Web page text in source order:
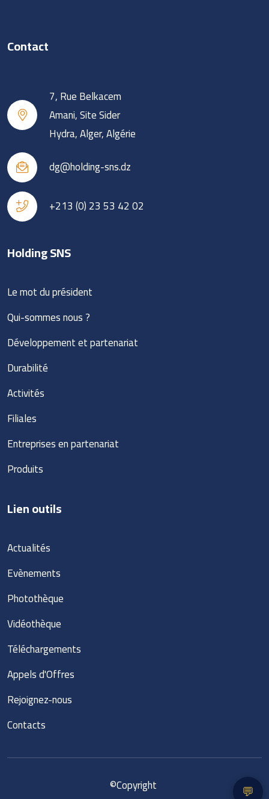
Contact
7, Rue Belkacem
Amani, Site Sider
Hydra, Alger, Algérie
dg@holding-sns.dz
+213 (0) 23 53 42 02
Holding SNS
Le mot du président
Qui-sommes nous ?
Développement et partenariat
Durabilité
Activités
Filiales
Entreprises en partenariat
Produits
Lien outils
Actualités
Evènements
Photothèque
Vidéothèque
Téléchargements
Appels d'Offres
Rejoignez-nous
Contacts
©Copyright 💬